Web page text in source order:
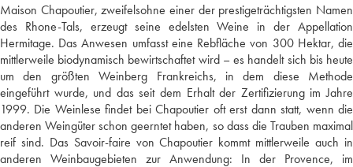
Maison Chapoutier, zweifelsohne einer der prestigeträchtigsten Namen
des Rhone-Tals, erzeugt seine edelsten Weine in der Appellation
Hermitage. Das Anwesen umfasst eine Rebfläche von 300 Hektar, die
mittlerweile biodynamisch bewirtschaftet wird – es handelt sich bis heute
um den größten Weinberg Frankreichs, in dem diese Methode
eingeführt wurde, und das seit dem Erhalt der Zertifizierung im Jahre
1999. Die Weinlese findet bei Chapoutier oft erst dann statt, wenn die
anderen Weingüter schon geerntet haben, so dass die Trauben maximal
reif sind. Das Savoir-faire von Chapoutier kommt mittlerweile auch in
anderen Weinbaugebieten zur Anwendung: In der Provence, im